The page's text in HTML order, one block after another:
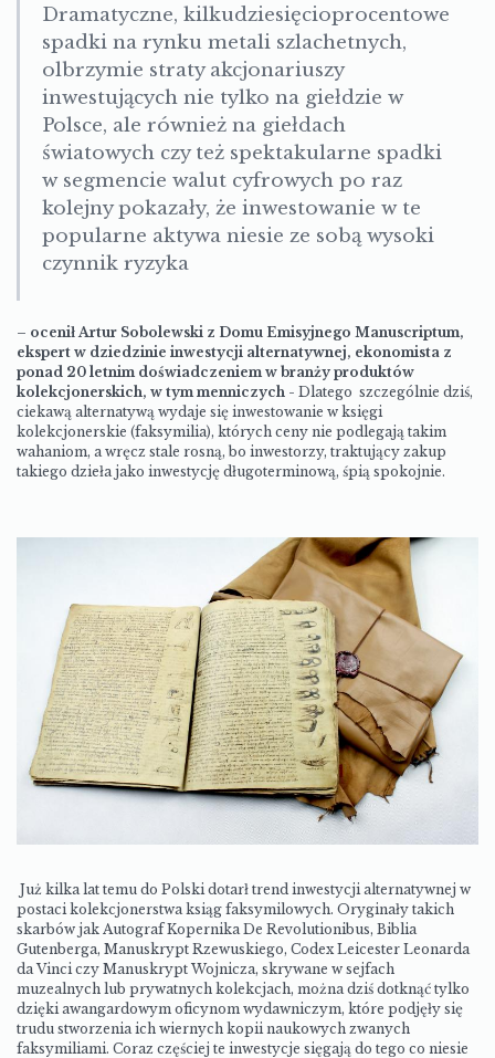
Dramatyczne, kilkudziesięcioprocentowe
spadki na rynku metali szlachetnych,
olbrzymie straty akcjonariuszy
inwestujących nie tylko na giełdzie w
Polsce, ale również na giełdach
światowych czy też spektakularne spadki
w segmencie walut cyfrowych po raz
kolejny pokazały, że inwestowanie w te
popularne aktywa niesie ze sobą wysoki
czynnik ryzyka
– ocenił Artur Sobolewski z Domu Emisyjnego Manuscriptum,
ekspert w dziedzinie inwestycji alternatywnej, ekonomista z
ponad 20 letnim doświadczeniem w branży produktów
kolekcjonerskich, w tym menniczych - Dlatego szczególnie dziś,
ciekawą alternatywą wydaje się inwestowanie w księgi
kolekcjonerskie (faksymilia), których ceny nie podlegają takim
wahaniom, a wręcz stale rosną, bo inwestorzy, traktujący zakup
takiego dzieła jako inwestycję długoterminową, śpią spokojnie.
Już kilka lat temu do Polski dotarł trend inwestycji alternatywnej w
postaci kolekcjonerstwa ksiąg faksymilowych. Oryginały takich
skarbów jak Autograf Kopernika De Revolutionibus, Biblia
Gutenberga, Manuskrypt Rzewuskiego, Codex Leicester Leonarda
da Vinci czy Manuskrypt Wojnicza, skrywane w sejfach
muzealnych lub prywatnych kolekcjach, można dziś dotknąć tylko
dzięki awangardowym oficynom wydawniczym, które podjęły się
trudu stworzenia ich wiernych kopii naukowych zwanych
faksymiliami. Coraz częściej te inwestycje sięgają do tego co niesie